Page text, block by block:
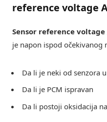
reference voltage
Sensor reference
je napon ispod očekivanog
Da li je neki od senzora
Da li je PCM ispravan
Da li postoji oksidacija